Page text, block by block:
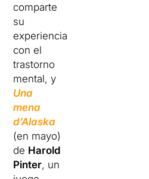
comparte
su
experiencia
con el
trastorno
mental, y
Una
mena
d’Alaska
(en mayo)
de Harold
Pinter, un